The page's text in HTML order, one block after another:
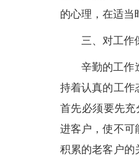
的心理，在适当
三、对工作
辛勤的工作
持着认真的工作
首先必须要先
进客户，使不可
积累的老客户的